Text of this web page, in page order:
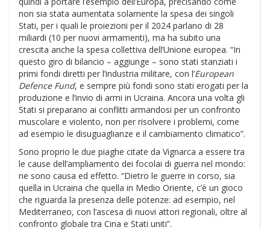
non sia stata aumentata solamente la spesa dei singoli
Stati, per i quali le proiezioni per il 2024 parlano di 28
miliardi (10 per nuovi armamenti), ma ha subito una
crescita anche la spesa collettiva dell’Unione europea. “In
questo giro di bilancio – aggiunge – sono stati stanziati i
primi fondi diretti per l’industria militare, con l’European
Defence Fund, e sempre più fondi sono stati erogati per la
produzione e l’invio di armi in Ucraina. Ancora una volta gli
Stati si preparano ai conflitti armandosi per un confronto
muscolare e violento, non per risolvere i problemi, come
ad esempio le disuguaglianze e il cambiamento climatico”.
Sono proprio le due piaghe citate da Vignarca a essere tra
le cause dell’ampliamento dei focolai di guerra nel mondo:
ne sono causa ed effetto. “Dietro le guerre in corso, sia
quella in Ucraina che quella in Medio Oriente, c’è un gioco
che riguarda la presenza delle potenze: ad esempio, nel
Mediterraneo, con l’ascesa di nuovi attori regionali, oltre al
confronto globale tra Cina e Stati uniti”.